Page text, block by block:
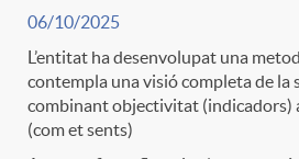
06/10/2025
L’entitat ha desenvolupat una
contempla una visió completa de la
combinant objectivitat (indicadors)
(com et sents)